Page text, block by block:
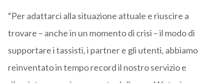
“Per adattarci alla situazione attuale e riuscire a
trovare – anche in un momento di crisi – il modo di
supportare i tassisti, i partner e gli utenti, abbiamo
reinventato in tempo record il nostro servizio e